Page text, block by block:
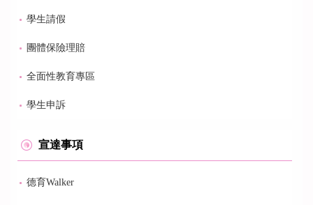
學生請假
團體保險理賠
全面性教育專區
學生申訴
宣達事項
德育Walker